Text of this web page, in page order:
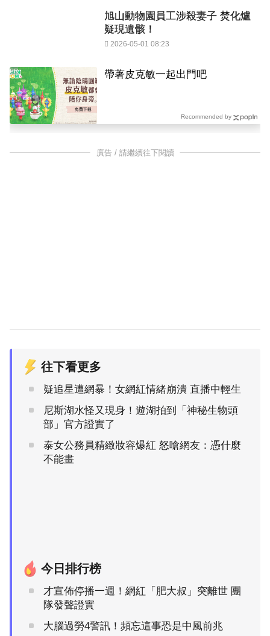
旭山動物園員工涉殺妻子 焚化爐
疑現遺骸！
2026-05-01 08:23
帶著皮克敏一起出門吧
PR
Recommended by
廣告 / 請繼續往下閱讀
往下看更多
疑追星遭網暴！女網紅情緒崩潰 直播中輕生
尼斯湖水怪又現身！遊湖拍到「神秘生物頭
部」官方證實了
泰女公務員精緻妝容爆紅 怒嗆網友：憑什麼
不能畫
今日排行榜
才宣佈停播一週！網紅「肥大叔」突離世 團
隊發聲證實
大腦過勞4警訊！頻忘這事恐是中風前兆